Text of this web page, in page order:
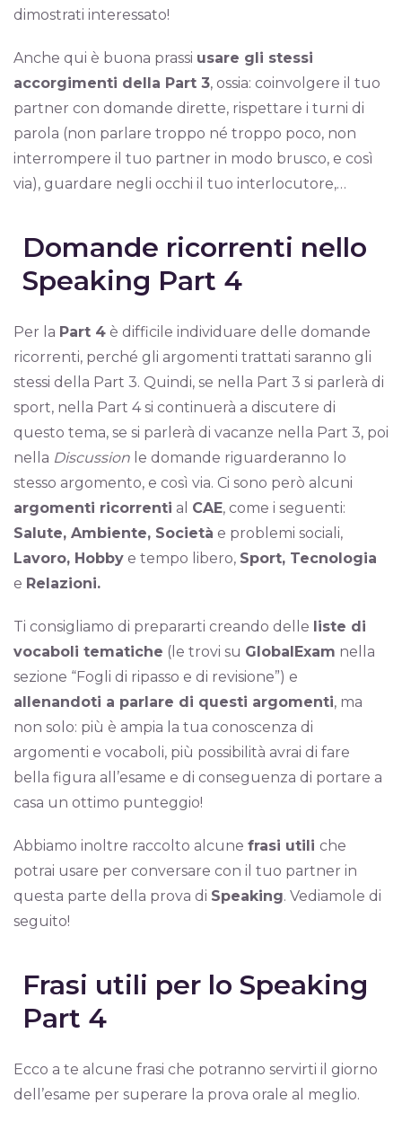
dimostrati interessato!
Anche qui è buona prassi usare gli stessi
accorgimenti della Part 3, ossia: coinvolgere il tuo
partner con domande dirette, rispettare i turni di
parola (non parlare troppo né troppo poco, non
interrompere il tuo partner in modo brusco, e così
via), guardare negli occhi il tuo interlocutore,…
Domande ricorrenti nello
Speaking Part 4
Per la Part 4è difficile individuare delle domande
ricorrenti, perché gli argomenti trattati saranno gli
stessi della Part 3. Quindi, se nella Part 3 si parlerà di
sport, nella Part 4 si continuerà a discutere di
questo tema, se si parlerà di vacanze nella Part 3, poi
nella Discussionle domande riguarderanno lo
stesso argomento, e così via. Ci sono però alcuni
argomenti ricorrenti al CAE, come i seguenti:
Salute, Ambiente, Società e problemi sociali,
Lavoro, Hobbye tempo libero, Sport, Tecnologia
e Relazioni.
Ti consigliamo di prepararti creando delle liste di
vocaboli tematiche (le trovi su GlobalExam nella
sezione “Fogli di ripasso e di revisione”) e
allenandoti a parlare di questi argomenti, ma
non solo: più è ampia la tua conoscenza di
argomenti e vocaboli, più possibilità avrai di fare
bella figura all’esame e di conseguenza di portare a
casa un ottimo punteggio!
Abbiamo inoltre raccolto alcune frasi utili che
potrai usare per conversare con il tuo partner in
questa parte della prova di Speaking. Vediamole di
seguito!
Frasi utili per lo Speaking
Part 4
Ecco a te alcune frasi che potranno servirti il giorno
dell’esame per superare la prova orale al meglio.